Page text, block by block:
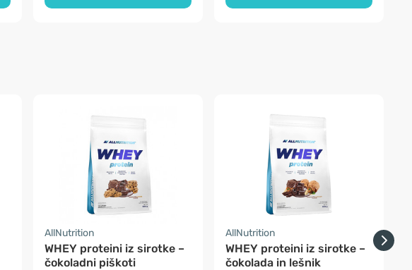
AllNutrition
WHEY proteini iz sirotke –
čokoladni piškoti
AllNutrition
WHEY proteini iz sirotke –
čokolada in lešnik